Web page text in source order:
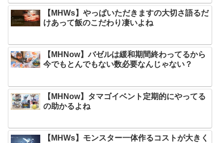
【MHWs】やっぱいただきますの大切さ語るだ
けあって飯のこだわり凄いよね
【MHNow】バゼルは緩和期間終わってるから
今でもとんでもない数必要なんじゃない？
【MHNow】タマゴイベント定期的にやってる
の助かるよね
【MHWs】モンスター一体作るコストが大きく